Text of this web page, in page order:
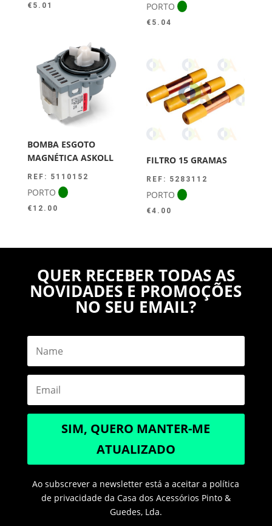
€ 5.01 PORTO
€ 5.04
BOMBA ESGOTO
MAGNÉTICA ASKOLL
REF: 5110152
PORTO
€ 12.00
FILTRO 15 GRAMAS
REF: 5283112
PORTO
€4.00
QUER RECEBER TODAS AS
NOVIDADES E PROMOÇÕES
NO SEU EMAIL?
SIM, QUERO MANTER-ME
ATUALIZADO
Ao subscrever a newsletter está a aceitar a política
de privacidade da Casa dos Acessórios Pinto &
Guedes, Lda.